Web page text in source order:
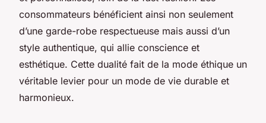
consommateurs bénéficient ainsi non seulement
d’une garde-robe respectueuse mais aussi d’un
style authentique, qui allie conscience et
esthétique. Cette dualité fait de la mode éthique un
véritable levier pour un mode de vie durable et
harmonieux.